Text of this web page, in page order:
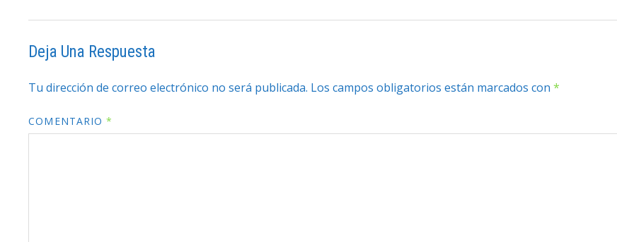
Deja Una Respuesta
Tu dirección de correo electrónico no será publicada. Los campos obligatorios están marcados con*
COMENTARIO*